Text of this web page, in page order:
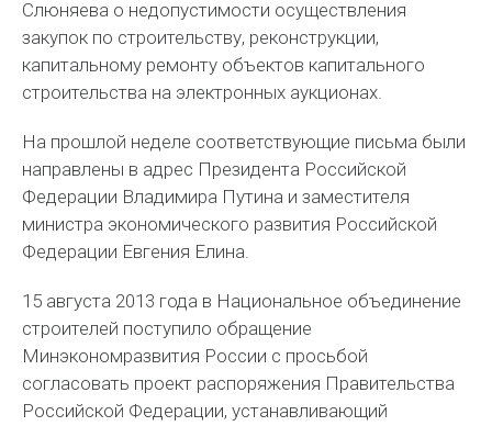
Слюняева о недопустимости осуществления
закупок по строительству, реконструкции,
капитальному ремонту объектов капитального
строительства на электронных аукционах.
На прошлой неделе соответствующие письма были
направлены в адрес Президента Российской
Федерации Владимира Путина и заместителя
министра экономического развития Российской
Федерации Евгения Елина.
15 августа 2013 года в Национальное объединение
строителей поступило обращение
Минэкономразвития России с просьбой
согласовать проект распоряжения Правительства
Российской Федерации, устанавливающий